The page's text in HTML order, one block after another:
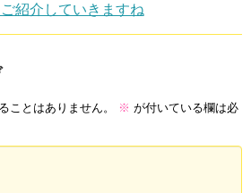
紹介していきますね
ことはありません。 ※ が付いている欄は必